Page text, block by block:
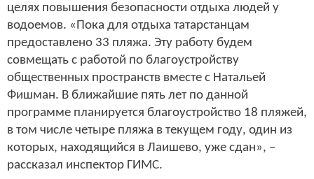
целях повышения безопасности отдыха людей у
водоемов. «Пока для отдыха татарстанцам
предоставлено 33 пляжа. Эту работу будем
совмещать с работой по благоустройству
общественных пространств вместе с Натальей
Фишман. В ближайшие пять лет по данной
программе планируется благоустройство 18 пляжей,
в том числе четыре пляжа в текущем году, один из
которых, находящийся в Лаишево, уже сдан», –
рассказал инспектор ГИМС.